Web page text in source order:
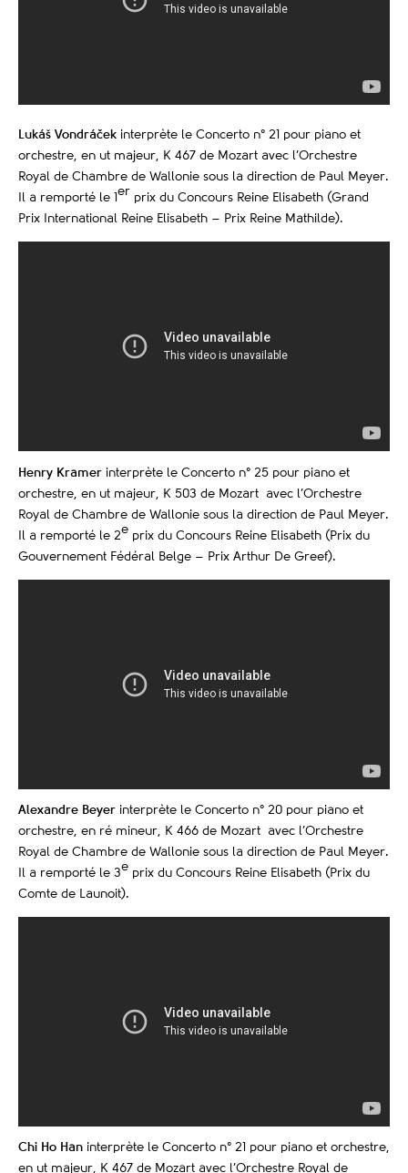
Lukáš Vondráček interprète le Concerto n° 21 pour piano et
orchestre, en ut majeur, K 467 de Mozart avec l’Orchestre
Royal de Chambre de Wallonie sous la direction de Paul Meyer.
Il a remporté le 1 er prix du Concours Reine Elisabeth (Grand
Prix International Reine Elisabeth – Prix Reine Mathilde).
Henry Kramer interprète le Concerto n° 25 pour piano et
orchestre, en ut majeur, K 503 de Mozart avec l’Orchestre
Royal de Chambre de Wallonie sous la direction de Paul Meyer.
Il a remporté le 2e prix du Concours Reine Elisabeth (Prix du
Gouvernement Fédéral Belge – Prix Arthur De Greef).
Alexandre Beyer interprète le Concerto n° 20 pour piano et
orchestre, en ré mineur, K 466 de Mozart avec l’Orchestre
Royal de Chambre de Wallonie sous la direction de Paul Meyer.
Il a remporté le 3e prix du Concours Reine Elisabeth (Prix du
Comte de Launoit).
Chi Ho Han interprète le Concerto n° 21 pour piano et orchestre,
en ut majeur, K 467 de Mozart avec l’Orchestre Royal de